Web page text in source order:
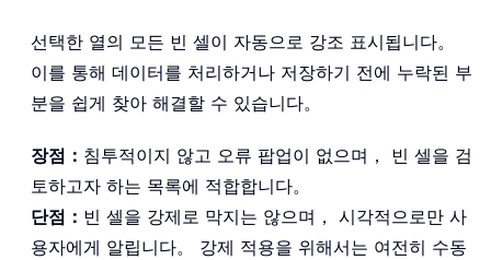
선택한 열의 모든 빈 셀이 자동으로 강조 표시됩니다。
이를 통해 데이터를 처리하거나 저장하기 전에 누락된 부
분을 쉽게 찾아 해결할 수 있습니다。
장점： 침투적이지 않고 오류 팝업이 없으며， 빈 셀을 검
토하고자 하는 목록에 적합합니다。
단점： 빈 셀을 강제로 막지는 않으며， 시각적으로만 사
용자에게 알립니다。 강제 적용을 위해서는 여전히 수동